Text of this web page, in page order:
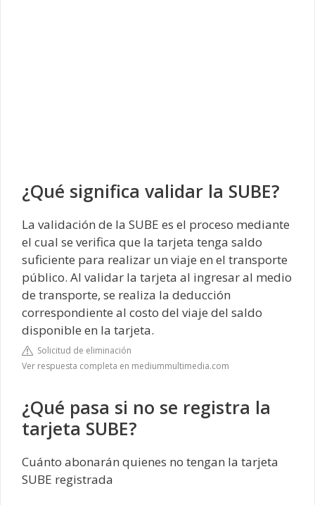
¿Qué significa validar la SUBE?
La validación de la SUBE es el proceso mediante
el cual se verifica que la tarjeta tenga saldo
suficiente para realizar un viaje en el transporte
público. Al validar la tarjeta al ingresar al medio
de transporte, se realiza la deducción
correspondiente al costo del viaje del saldo
disponible en la tarjeta.
Solicitud de eliminación
Ver respuesta completa en mediummultimedia.com
¿Qué pasa si no se registra la
tarjeta SUBE?
Cuánto abonarán quienes no tengan la tarjeta
SUBE registrada